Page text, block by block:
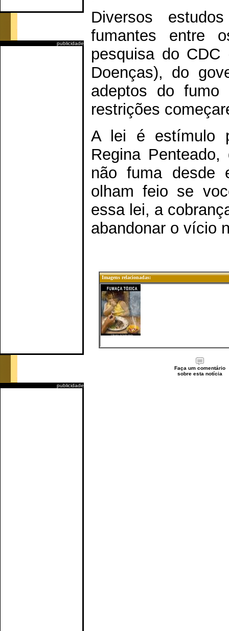
publicidade
publicidade
Diversos
fumantes entre
pesquisa do
Doenças), do
adeptos do
restrições
A lei é estímulo
Regina
não fuma desde
olham feio se
essa lei, a
abandonar o vício
Imagens relacionadas:
Faça um comentário
sobre esta notícia